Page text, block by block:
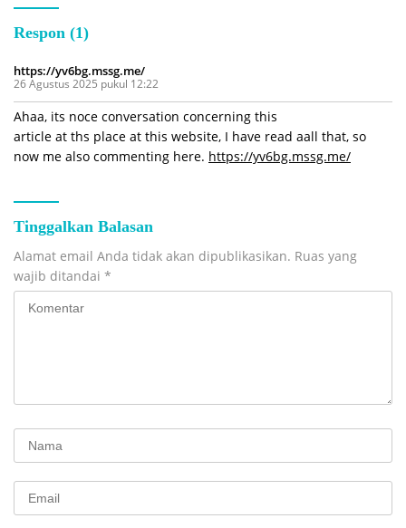
Respon (1)
https://yv6bg.mssg.me/
26 Agustus 2025 pukul 12:22
Ahaa, its noce conversation concerning this
article at ths place at this website, I have read aall that, so
now me also commenting here. https://yv6bg.mssg.me/
Tinggalkan Balasan
Alamat email Anda tidak akan dipublikasikan. Ruas yang
wajib ditandai *